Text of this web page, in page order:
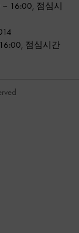
16:00, 점심시
점심시간